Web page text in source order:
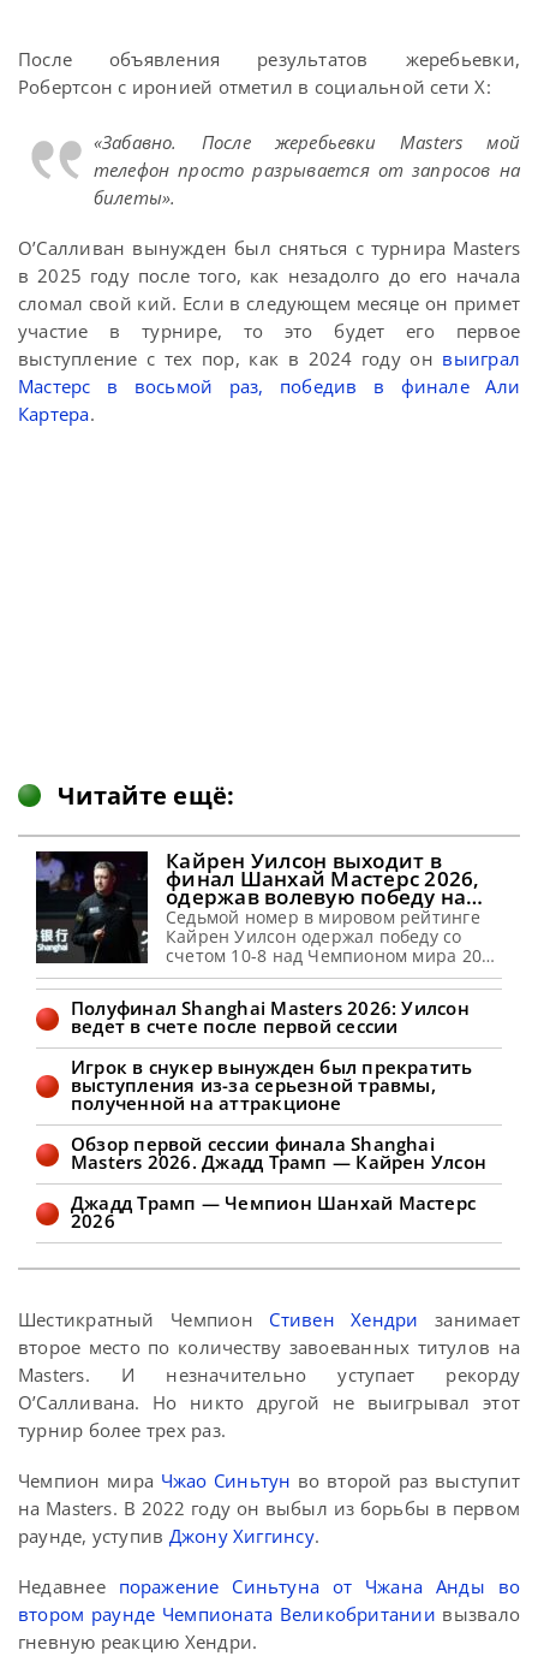
После объявления результатов жеребьевки,
Робертсон с иронией отметил в социальной сети X:
«Забавно. После жеребьевки Masters мой
телефон просто разрывается от запросов на
билеты».
О’Салливан вынужден был сняться с турнира Masters
в 2025 году после того, как незадолго до его начала
сломал свой кий. Если в следующем месяце он примет
участие в турнире, то это будет его первое
выступление с тех пор, как в 2024 году он выиграл
Мастерс в восьмой раз, победив в финале Али
Картера.
Читайте ещё:
Кайрен Уилсон выходит в
финал Шанхай Мастерс 2026,
одержав волевую победу над
Чжао Синьтуном
Седьмой номер в мировом рейтинге
Кайрен Уилсон одержал победу со
счетом 10-8 над Чемпионом мира 2025
года Чжао Синьтуном в 1/2 финала на
турнире Shanghai Masters 2026,
сообщает WST Кайрен Уилсон
пробился в финал турнира Shanghai
Masters 2026, одержав победу над
Чжао Синьтуном. Действующий
Чемпион сумел переломить ход
встречи, выиграв четыре партии
подряд и одолев
Полуфинал Shanghai Masters 2026: Уилсон
ведет в счете после первой сессии
Игрок в снукер вынужден был прекратить
выступления из-за серьезной травмы,
полученной на аттракционе
Обзор первой сессии финала Shanghai
Masters 2026. Джадд Трамп — Кайрен Улсон
Джадд Трамп — Чемпион Шанхай Мастерс
2026
Шестикратный Чемпион Стивен Хендри занимает
второе место по количеству завоеванных титулов на
Masters. И незначительно уступает рекорду
О’Салливана. Но никто другой не выигрывал этот
турнир более трех раз.
Чемпион мира Чжао Синьтун во второй раз выступит
на Masters. В 2022 году он выбыл из борьбы в первом
раунде, уступив Джону Хиггинсу.
Недавнее поражение Синьтуна от Чжана Анды во
втором раунде Чемпионата Великобритании вызвало
гневную реакцию Хендри.